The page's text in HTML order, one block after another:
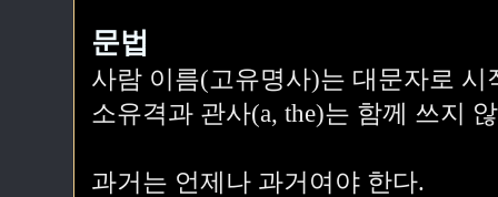
문법
사람 이름(고유명사)는 대문자로
소유격과 관사(a, the)는 함께 쓰지
과거는 언제나 과거여야 한다.